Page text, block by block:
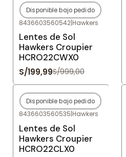
-80%OFF
Agotado
Disponible bajo pedido
8436603560542|Hawkers
Lentes de Sol
Hawkers Croupier
HCRO22CWX0
S/199,99S/999,00
-80%OFF
Agotado
Disponible bajo pedido
8436603560535|Hawkers
Lentes de Sol
Hawkers Croupier
HCRO22CLX0